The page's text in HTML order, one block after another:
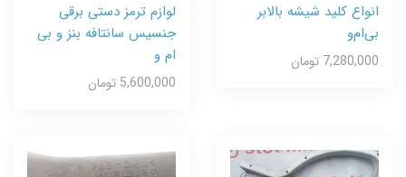
انواع کلید شیشه بالابر
بی‌ام‌و
7,280,000 تومان
لوازم ترمز دستی برقی
جنسیس سانتافه بنز و بی
ام و
5,600,000 تومان